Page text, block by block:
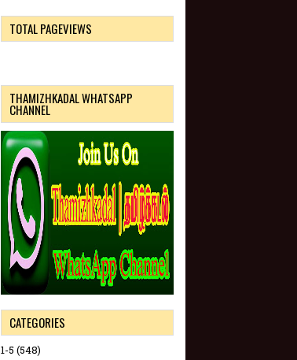
TOTAL PAGEVIEWS
THAMIZHKADAL WHATSAPP
CHANNEL
CATEGORIES
1-5 (548)